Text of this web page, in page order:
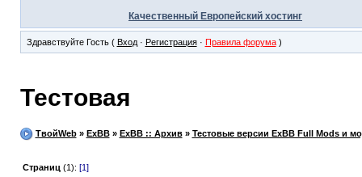
Качественный Европейский хостинг
Здравствуйте Гость ( Вход· Регистрация· Правила форума)
Тестовая
ТвойWeb» ExBB» ExBB :: Архив» Тестовые версии ExBB Full Mods и
Страниц (1): [1]